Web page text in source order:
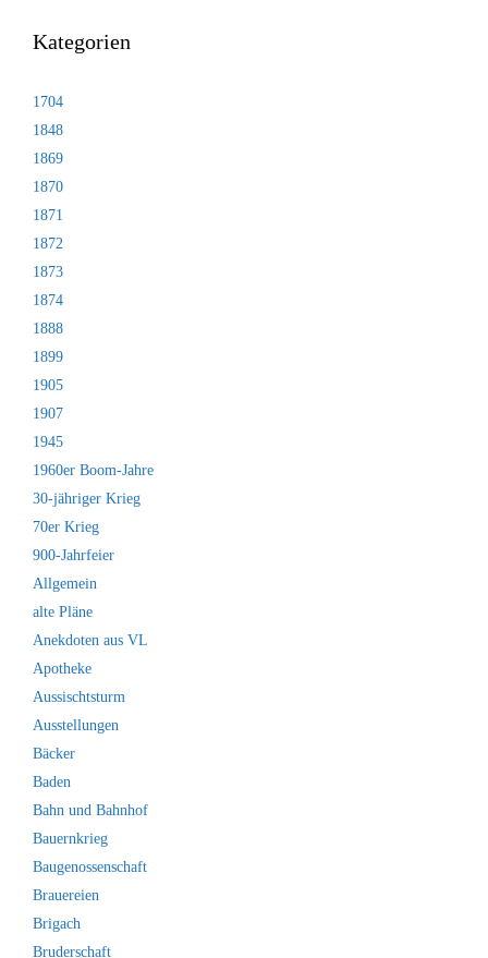
Kategorien
1704
1848
1869
1870
1871
1872
1873
1874
1888
1899
1905
1907
1945
1960er Boom-Jahre
30-jähriger Krieg
70er Krieg
900-Jahrfeier
Allgemein
alte Pläne
Anekdoten aus VL
Apotheke
Aussischtsturm
Ausstellungen
Bäcker
Baden
Bahn und Bahnhof
Bauernkrieg
Baugenossenschaft
Brauereien
Brigach
Bruderschaft